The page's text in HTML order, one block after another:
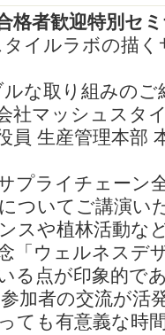
格者歓迎特別セ
タイルラボの描
な取り組みのご
社マッシュスタ
産管理本部 本
プライチェーン
ついてご講演い
スや植林活動な
「ウェルネスデ
る点が印象的で
加者の交流が活
ても有意義な時